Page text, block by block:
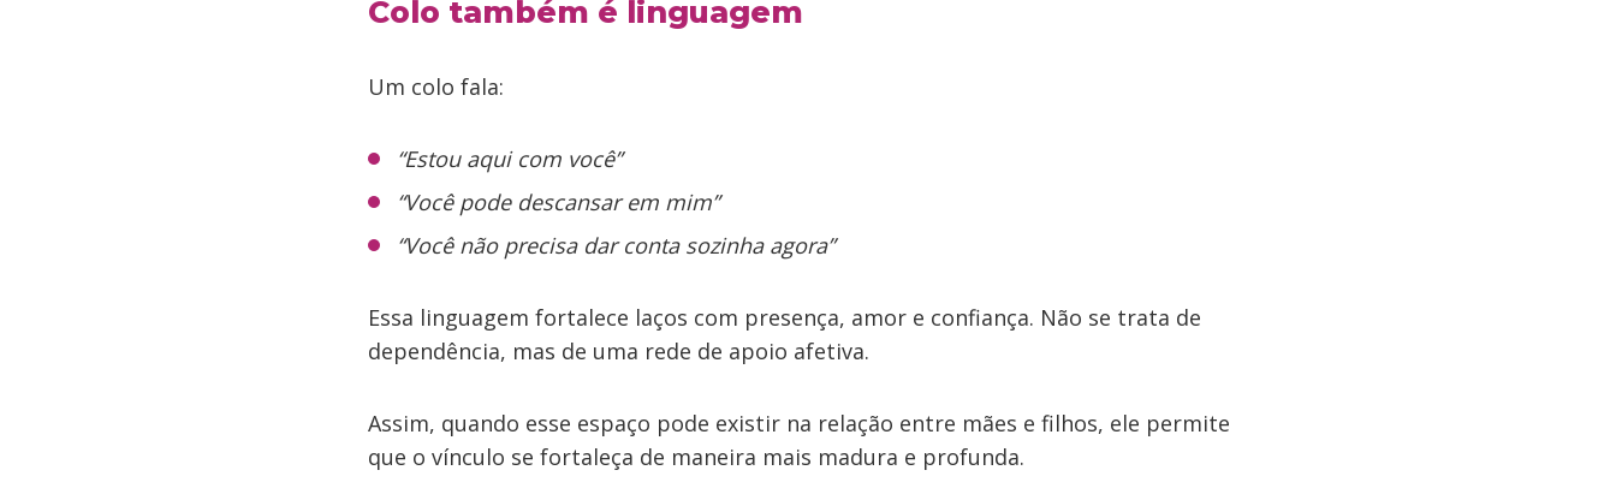
Colo também é linguagem
Um colo fala:
“Estou aqui com você”
“Você pode descansar em mim”
“Você não precisa dar conta sozinha agora”
Essa linguagem fortalece laços com presença, amor e confiança. Não se trata de
dependência, mas de uma rede de apoio afetiva.
Assim, quando esse espaço pode existir na relação entre mães e filhos, ele permite
que o vínculo se fortaleça de maneira mais madura e profunda.